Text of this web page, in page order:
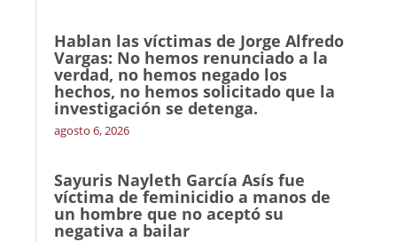
Hablan las víctimas de Jorge Alfredo
Vargas: No hemos renunciado a la
verdad, no hemos negado los
hechos, no hemos solicitado que la
investigación se detenga.
agosto 6, 2026
Sayuris Nayleth García Asís fue
víctima de feminicidio a manos de
un hombre que no aceptó su
negativa a bailar